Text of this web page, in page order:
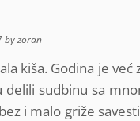
byzoran
kiša. Godina je već
sudbinu sa
i malo griže